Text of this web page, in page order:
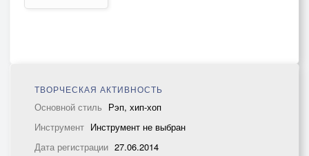
ТВОРЧЕСКАЯ АКТИВНОСТЬ
Основной стиль Рэп, хип-хоп
Инструмент Инструмент не выбран
Дата регистрации 27.06.2014